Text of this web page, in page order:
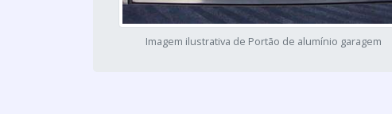
Imagem ilustrativa de Portão de alumínio garagem